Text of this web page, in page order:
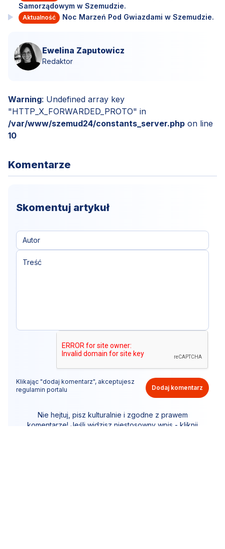
Samorządowym w Szemudzie.
Aktualność Noc Marzeń Pod Gwiazdami w Szemudzie.
Ewelina Zaputowicz
Redaktor
Warning: Undefined array key
"HTTP_X_FORWARDED_PROTO" in
/var/www/szemud24/constants_server.php on line
10
Komentarze
Skomentuj artykuł
Klikając "dodaj komentarz", akceptujesz
regulamin portalu
Dodaj komentarz
Nie hejtuj, pisz kulturalnie i zgodne z prawem
komentarze! Jeśli widzisz niestosowny wpis - kliknij